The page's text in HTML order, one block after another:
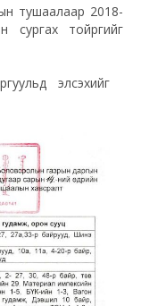
тушаалаар 2018-
сургах тойргийг
элсэхийг